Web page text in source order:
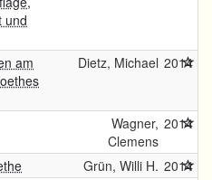
und
am
Dietz, Michael 2014
Wagner,
Clemens
2014
Grün, Willi H. 2014